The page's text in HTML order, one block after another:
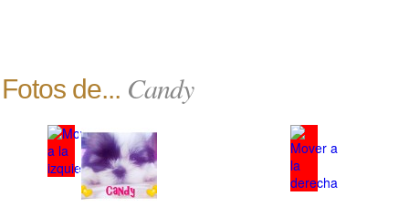
Fotos de... Candy